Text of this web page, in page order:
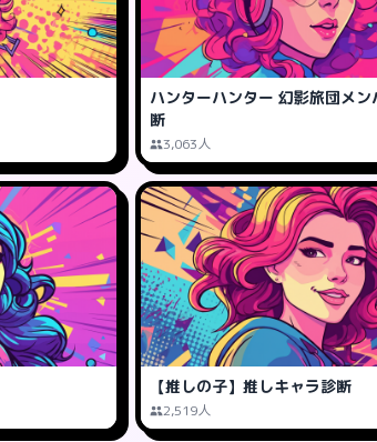
ハンターハンター 幻影旅団メン
断
3,063人
【推しの子】推しキャラ診断
2,519人